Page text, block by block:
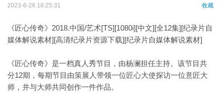
收藏
2023-6-26 16:25:31
《匠心传奇》2018.中国/艺术[TS][1080i][中文][全12集][纪录片自
媒体解说素材][高清纪录片资源下载][纪录片自媒体解说素材]
《匠心传奇》是一档真人秀节目，由杨澜担任主持。该节目共
分12期，每期节目由策展人带领一位匠心大使探访一位意匠大
师，并与大师共同创作一件作品。